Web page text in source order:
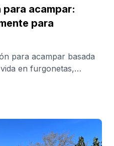
acampar:
para
para acampar basada
en furgonetas,